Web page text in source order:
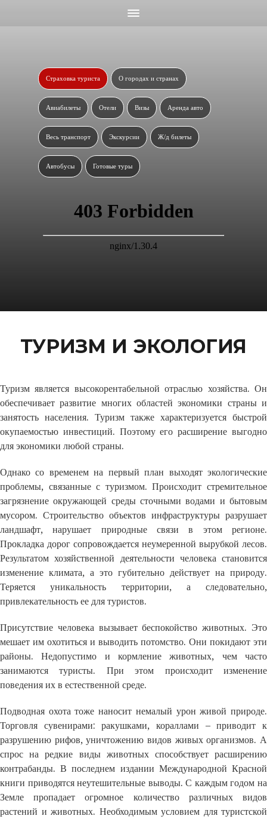
Страховка туриста О городах и странах
Авиабилеты Отели Визы Аренда авто
Весь транспорт Экскурсии Ж/д билеты
Автобусы Готовые туры
ТУРИЗМ И ЭКОЛОГИЯ
Туризм является высокорентабельной отраслью хозяйства. Он
обеспечивает развитие многих областей экономики страны и
занятость населения. Туризм также характеризуется быстрой
окупаемостью инвестиций. Поэтому его расширение выгодно
для экономики любой страны.
Однако со временем на первый план выходят экологические
проблемы, связанные с туризмом. Происходит стремительное
загрязнение окружающей среды сточными водами и бытовым
мусором. Строительство объектов инфраструктуры разрушает
ландшафт, нарушает природные связи в этом регионе.
Прокладка дорог сопровождается неумеренной вырубкой лесов.
Результатом хозяйственной деятельности человека становится
изменение климата, а это губительно действует на природу.
Теряется уникальность территории, а следовательно,
привлекательность ее для туристов.
Присутствие человека вызывает беспокойство животных. Это
мешает им охотиться и выводить потомство. Они покидают эти
районы. Недопустимо и кормление животных, чем часто
занимаются туристы. При этом происходит изменение
поведения их в естественной среде.
Подводная охота тоже наносит немалый урон живой природе.
Торговля сувенирами: ракушками, кораллами – приводит к
разрушению рифов, уничтожению видов живых организмов. А
спрос на редкие виды животных способствует расширению
контрабанды. В последнем издании Международной Красной
книги приводятся неутешительные выводы. С каждым годом на
Земле пропадает огромное количество различных видов
растений и животных. Необходимым условием для туристской